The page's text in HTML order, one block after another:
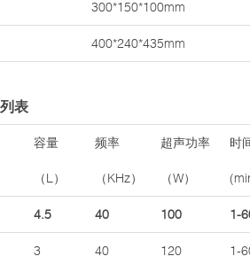
300*150*100mm
400*240*435mm
表
容量
（L）
频率
（KHz）
超声功率
（W）
时
4.5 40 100 1-
3 40 120 1-